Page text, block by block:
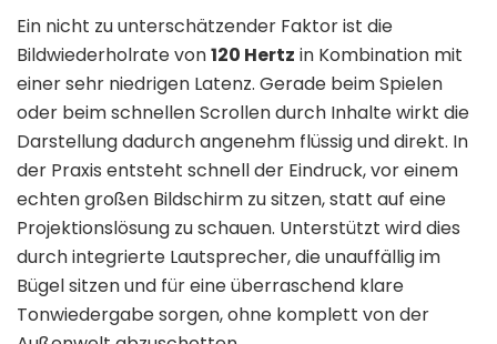
Ein nicht zu unterschätzender Faktor ist die
Bildwiederholrate von120 Hertz in Kombination mit
einer sehr niedrigen Latenz. Gerade beim Spielen
oder beim schnellen Scrollen durch Inhalte wirkt die
Darstellung dadurch angenehm flüssig und direkt. In
der Praxis entsteht schnell der Eindruck, vor einem
echten großen Bildschirm zu sitzen, statt auf eine
Projektionslösung zu schauen. Unterstützt wird dies
durch integrierte Lautsprecher, die unauffällig im
Bügel sitzen und für eine überraschend klare
Tonwiedergabe sorgen, ohne komplett von der